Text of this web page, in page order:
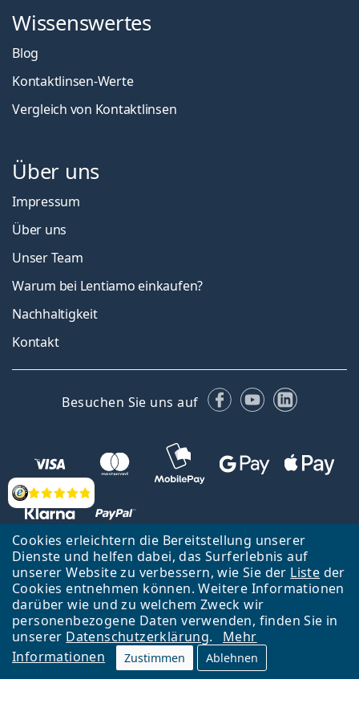
Cookies erleichtern die Bereitstellung unserer
Dienste und helfen dabei, das Surferlebnis auf
unserer Website zu verbessern, wie Sie der Liste der
Cookies entnehmen können. Weitere Informationen
darüber wie und zu welchem Zweck wir
personenbezogene Daten verwenden, finden Sie in
unserer Datenschutzerklärung.
Mehr
Informationen
Zustimmen Ablehnen
Bewertung
Wissenswertes
Blog
Kontaktlinsen-Werte
Vergleich von Kontaktlinsen
Über uns
Impressum
Über uns
Unser Team
Warum bei Lentiamo einkaufen?
Nachhaltigkeit
Kontakt
Besuchen Sie uns auf Facebook
YouTubeLinkedIn
Zurück zur Hauptseite
Nach oben
Lentiamo s.r.o., Tschechien ist Eigentümer und Betreiber des Online-
Shops Lentiamo.de
Seit 18 Jahren sind wir für Sie da.